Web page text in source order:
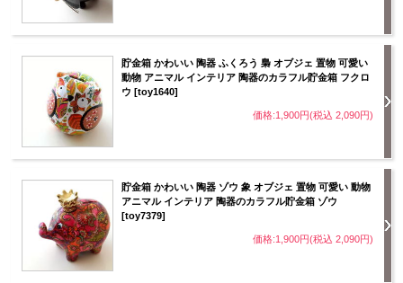
貯金箱 かわいい 陶器 ふくろう 梟 オブジェ 置物 可愛い
動物 アニマル インテリア 陶器のカラフル貯金箱 フクロ
ウ [toy1640]
価格:1,900円(税込 2,090円)
貯金箱 かわいい 陶器 ゾウ 象 オブジェ 置物 可愛い 動物
アニマル インテリア 陶器のカラフル貯金箱 ゾウ
[toy7379]
価格:1,900円(税込 2,090円)